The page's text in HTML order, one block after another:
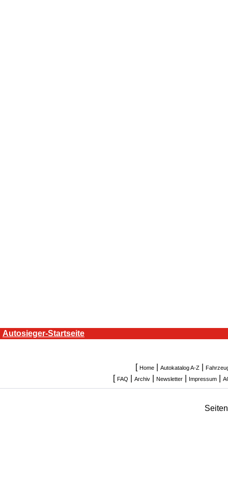
Autosieger-Startseite
[ Home| Autokatalog A-Z|
[ FAQ Archiv Newsletter Impressum